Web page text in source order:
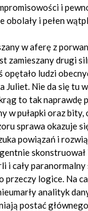
i
obolały i pełen
w aferę z
zamieszany drugi
ludzi
Juliet. Nie da się tu
to tak naprawdę
w pułapki oraz
sprawa okazuje
powiązań i
i cały
logice. Na
analityk
postać